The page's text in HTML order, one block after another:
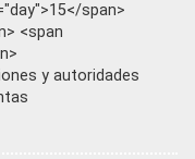
span>
<span
y autoridades